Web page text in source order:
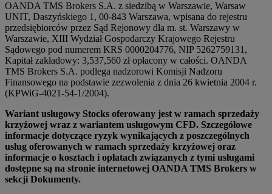
OANDA TMS Brokers S.A. z siedzibą w Warszawie, Warsaw
UNIT, Daszyńskiego 1, 00-843 Warszawa, wpisana do rejestru
przedsiębiorców przez Sąd Rejonowy dla m. st. Warszawy w
Warszawie, XIII Wydział Gospodarczy Krajowego Rejestru
Sądowego pod numerem KRS 0000204776, NIP 5262759131,
Kapitał zakładowy: 3,537,560 zł opłacony w całości. OANDA
TMS Brokers S.A. podlega nadzorowi Komisji Nadzoru
Finansowego na podstawie zezwolenia z dnia 26 kwietnia 2004 r.
(KPWiG-4021-54-1/2004).
Wariant usługowy Stocks oferowany jest w ramach sprzedaży
krzyżowej wraz z wariantem usługowym CFD. Szczegółowe
informacje dotyczące ryzyk wynikających z poszczególnych
usług oferowanych w ramach sprzedaży krzyżowej oraz
informacje o kosztach i opłatach związanych z tymi usługami
dostępne są na stronie internetowej OANDA TMS Brokers w
sekcji Dokumenty.